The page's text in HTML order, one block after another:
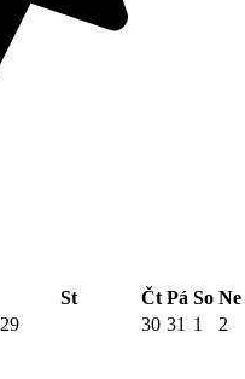
St Čt Pá So Ne
29 30 31 1 2